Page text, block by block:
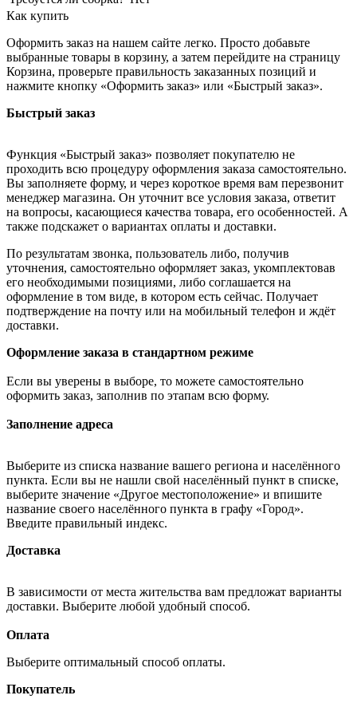
Как купить
Оформить заказ на нашем сайте легко. Просто добавьте
выбранные товары в корзину, а затем перейдите на страницу
Корзина, проверьте правильность заказанных позиций и
нажмите кнопку «Оформить заказ» или «Быстрый заказ».
Быстрый заказ
Функция «Быстрый заказ» позволяет покупателю не
проходить всю процедуру оформления заказа самостоятельно.
Вы заполняете форму, и через короткое время вам перезвонит
менеджер магазина. Он уточнит все условия заказа, ответит
на вопросы, касающиеся качества товара, его особенностей. А
также подскажет о вариантах оплаты и доставки.
По результатам звонка, пользователь либо, получив
уточнения, самостоятельно оформляет заказ, укомплектовав
его необходимыми позициями, либо соглашается на
оформление в том виде, в котором есть сейчас. Получает
подтверждение на почту или на мобильный телефон и ждёт
доставки.
Оформление заказа в стандартном режиме
Если вы уверены в выборе, то можете самостоятельно
оформить заказ, заполнив по этапам всю форму.
Заполнение адреса
Выберите из списка название вашего региона и населённого
пункта. Если вы не нашли свой населённый пункт в списке,
выберите значение «Другое местоположение» и впишите
название своего населённого пункта в графу «Город».
Введите правильный индекс.
Доставка
В зависимости от места жительства вам предложат варианты
доставки. Выберите любой удобный способ.
Оплата
Выберите оптимальный способ оплаты.
Покупатель